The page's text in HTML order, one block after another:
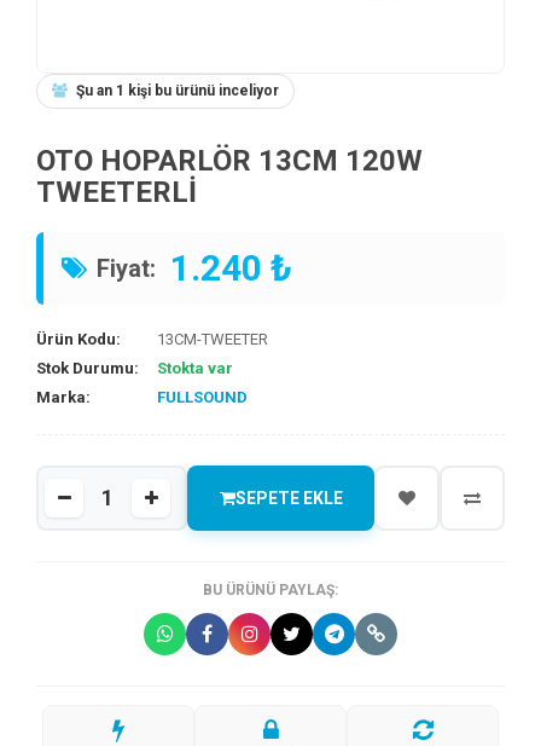
Şu an 1 kişi bu ürünü inceliyor
OTO HOPARLÖR 13CM 120W
TWEETERLİ
Fiyat: 1.240 ₺
Ürün Kodu:
13CM-TWEETER
Stok Durumu:
Stokta var
Marka:
FULLSOUND
SEPETE EKLE
BU ÜRÜNÜ PAYLAŞ: